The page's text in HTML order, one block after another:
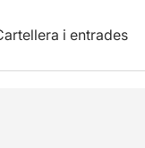
i entrades